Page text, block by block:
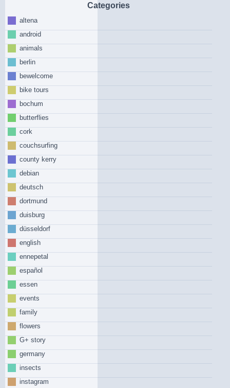
Categories
altena
android
animals
berlin
bewelcome
bike tours
bochum
butterflies
cork
couchsurfing
county kerry
debian
deutsch
dortmund
duisburg
düsseldorf
english
ennepetal
español
essen
events
family
flowers
G+ story
germany
insects
instagram